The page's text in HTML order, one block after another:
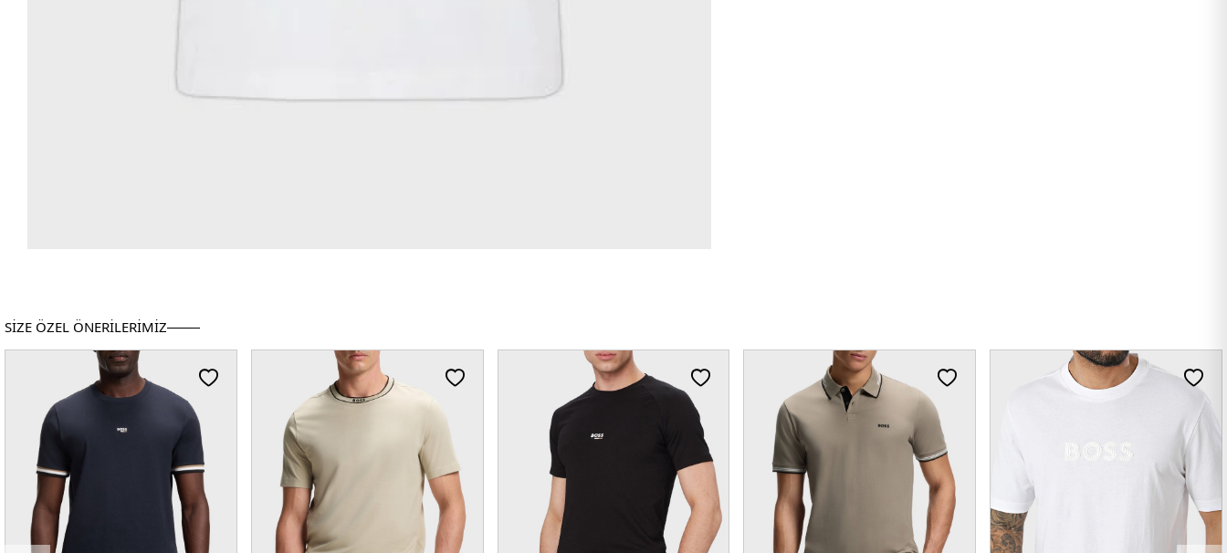
SİZE ÖZEL ÖNERİLERİMİZ